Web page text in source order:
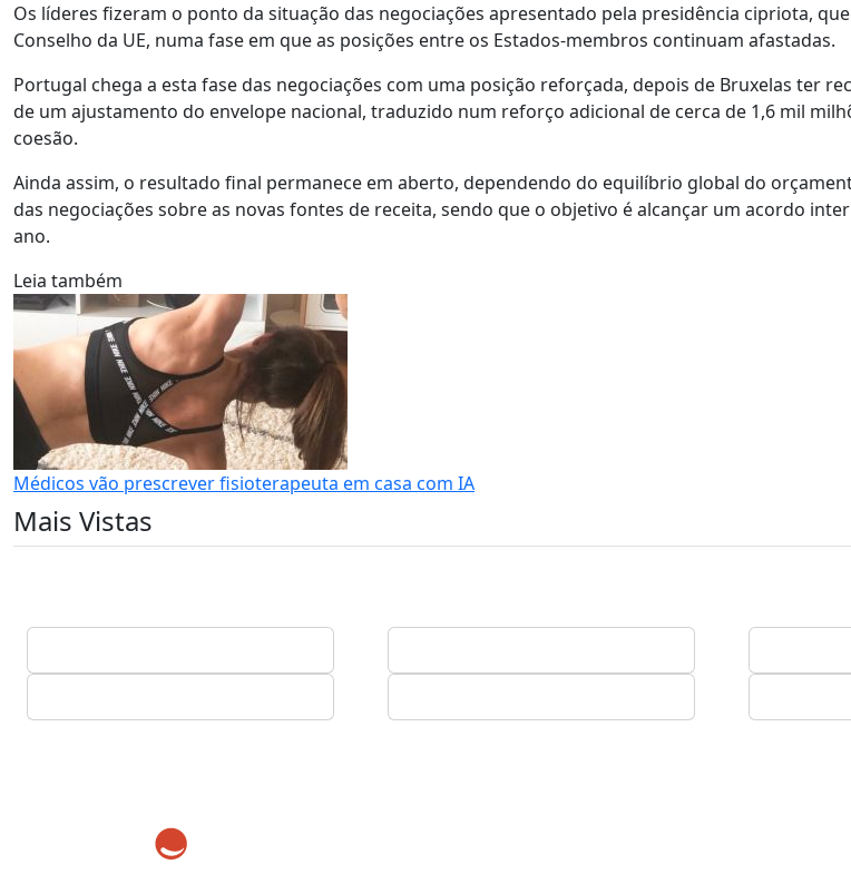
Os líderes fizeram o ponto da situação das negociações apresentado pela presidência cipriota,
Conselho da UE, numa fase em que as posições entre os Estados-membros continuam afastadas.
Portugal chega a esta fase das negociações com uma posição reforçada, depois de Bruxelas ter
de um ajustamento do envelope nacional, traduzido num reforço adicional de cerca de 1,6 mil
coesão.
Ainda assim, o resultado final permanece em aberto, dependendo do equilíbrio global do
das negociações sobre as novas fontes de receita, sendo que o objetivo é alcançar um acordo
ano.
Leia também
Médicos vão prescrever fisioterapeuta em casa com IA
Mais Vistas